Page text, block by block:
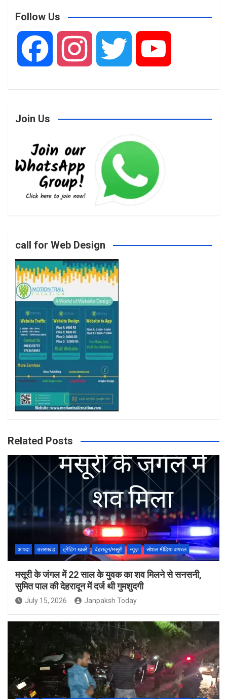
Follow Us
e
b
o
k
s
r
a
m
i u
Join Us
call for Web Design
Related Posts
आपदा उत्तराखंड ट्रेंडिंग खबरें देहरादून/मसूरी न्यूज़ सोशल मीडिया वायरल
मसूरी के जंगल में 22 साल के युवक का शव मिलने से सनसनी,
सुमित पाल की देहरादून में दर्ज थी गुमशुदगी
July 15, 2026 Janpaksh Today